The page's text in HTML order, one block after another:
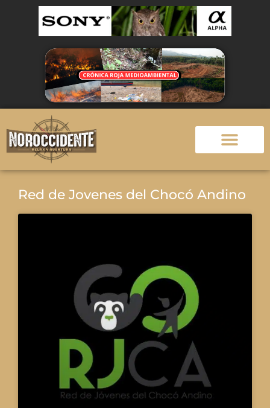
Red de Jovenes del Chocó Andino